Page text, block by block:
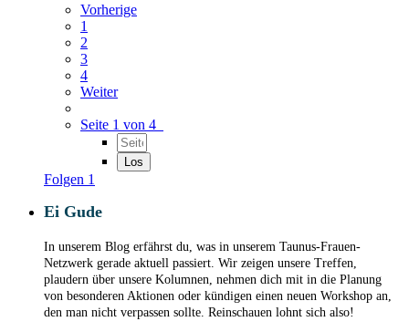
Vorherige
1
2
3
4
Weiter
Seite 1 von 4
Folgen 1
Ei Gude
In unserem Blog erfährst du, was in unserem Taunus-Frauen-
Netzwerk gerade aktuell passiert. Wir zeigen unsere Treffen,
plaudern über unsere Kolumnen, nehmen dich mit in die Planung
von besonderen Aktionen oder kündigen einen neuen Workshop an,
den man nicht verpassen sollte. Reinschauen lohnt sich also!